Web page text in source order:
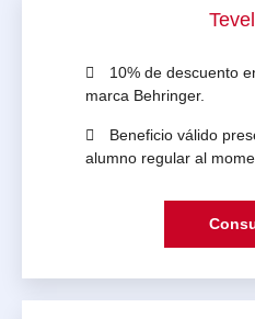
10% de descuento
marca Behringer.
Beneficio válido
alumno regular al